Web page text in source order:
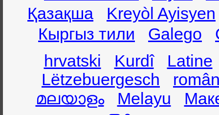
Қазақша
Kreyòl Ayisyen
Кыргыз тили
Galego
hrvatski
Kurdî
Latine
Lëtzebuergesch
മലയാളം
Melayu